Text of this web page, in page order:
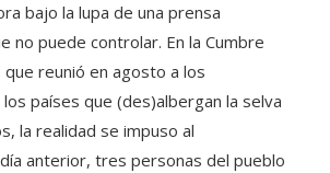
bajo la lupa de una prensa
no puede controlar. En la Cumbre
que reunió en agosto a los
países que (des)albergan la selva
la realidad se impuso al
anterior, tres personas del pueblo